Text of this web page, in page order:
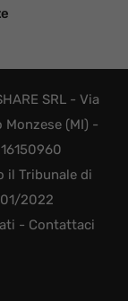
SRL - Via
Monzese (MI) -
il Tribunale di
2022
- Contattaci